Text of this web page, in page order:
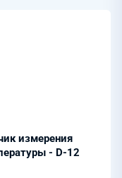
измерения
- D-12